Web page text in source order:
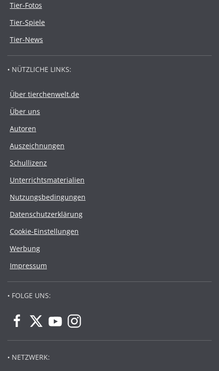
Tier-Fotos
Tier-Spiele
Tier-News
• NÜTZLICHE LINKS:
Über tierchenwelt.de
Über uns
Autoren
Auszeichnungen
Schullizenz
Unterrichtsmaterialien
Nutzungsbedingungen
Datenschutzerklärung
Cookie-Einstellungen
Werbung
Impressum
• FOLGE UNS:
• NETZWERK: